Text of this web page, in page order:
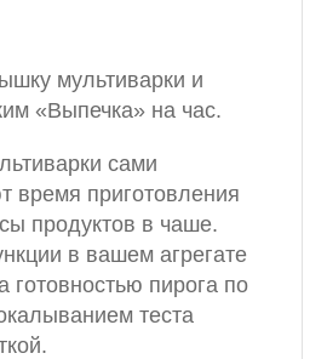
мультиварки и
«Выпечка» на час.
сами
время приготовления
продуктов в чаше.
в вашем агрегате
готовностью пирога по
теста